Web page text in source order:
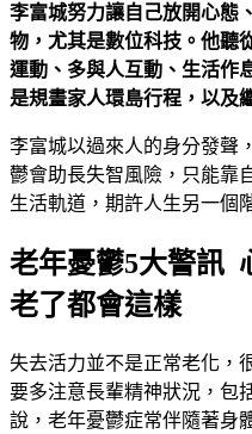
李富城努力讓自己放開心態
物，尤其是數位科技。他聽
運動、多與人互動、生活作
是規畫家人環島行程，以及
李富城以過來人的身分發聲
鬱會助長失智風險，只能靠
生活軌道，期許人生另一個
老年憂鬱5大警訊
老了都會這樣
失去活力並不是正常老化，
要多注意長輩精神狀況，包
說，老年憂鬱症常伴隨著身